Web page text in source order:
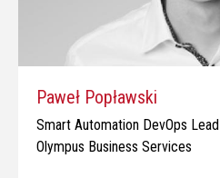
Paweł Popławski
Smart Automation DevOps Lead
Olympus Business Services